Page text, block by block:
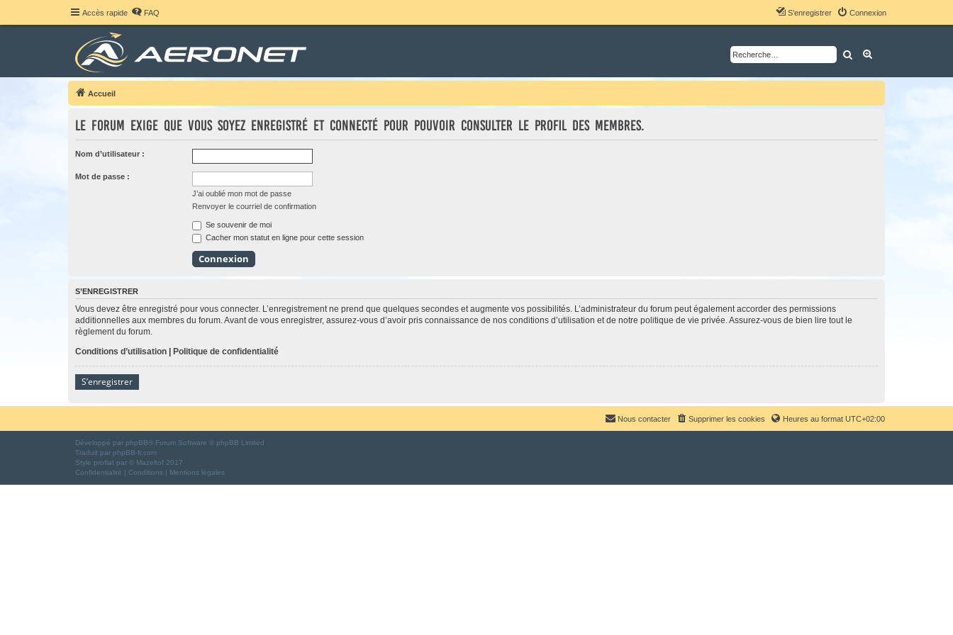
Accès rapide FAQ Connexion
S’enregistrer
Rechercher
Accueil
Le forum exige que vous soyez enregistré et connecté pour pouvoir consulter le profil des membres.
Nom d’utilisateur :
Mot de passe :
J’ai oublié mon mot de passe
Renvoyer le courriel de confirmation
Se souvenir de moi
Cacher mon statut en ligne pour cette session
S’ENREGISTRER
Vous devez être enregistré pour vous connecter. L’enregistrement ne prend que quelques secondes et augmente vos possibilités. L’administrateur du forum peut également accorder des permissions
additionnelles aux membres du forum. Avant de vous enregistrer, assurez-vous d’avoir pris connaissance de nos conditions d’utilisation et de notre politique de vie privée. Assurez-vous de bien lire tout le
règlement du forum.
Conditions d’utilisation | Politique de confidentialité
S’enregistrer
Heures au format UTC+02:00
Supprimer les cookies
Nous contacter
Développé par phpBB® Forum Software © phpBB Limited
Traduit par phpBB-fr.com
Style proflat par © Mazeltof 2017
Confidentialité | Conditions | Mentions légales